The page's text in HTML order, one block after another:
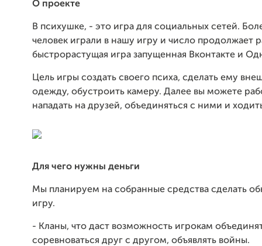
О проекте
В психушке, - это игра для социальных сетей.
человек играли в нашу игру и число продолжает
быстрорастущая игра запущенная Вконтакте и
Цель игры создать своего психа, сделать ему
одежду, обустроить камеру. Далее вы можете
нападать на друзей, объединяться с ними и
Для чего нужны деньги
Мы планируем на собранные средства сделать
игру.
- Кланы, что даст возможность игрокам
соревноваться друг с другом, объявлять войны.